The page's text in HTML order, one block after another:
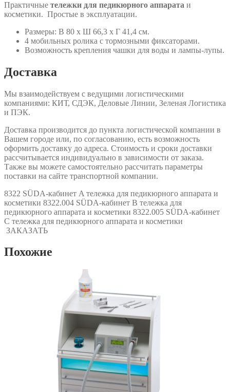
Практичные тележки для педикюрного аппарата и
косметики. Простые в эксплуатации.
Размеры: В 80 х Ш 66,3 х Г 41,4 см.
4 мобильных ролика с тормозными фиксаторами.
Возможность крепления чашки для воды и лампы-лупы.
Доставка
Мы взаимодействуем с ведущими логистическими
компаниями: КИТ, СДЭК, Деловые Линии, Зеленая Логистика
и ПЭК.
Доставка производится до пункта логистической компании в
Вашем городе или, по согласованию, есть возможность
оформить доставку до адреса. Стоимость и сроки доставки
рассчитывается индивидуально в зависимости от заказа.
Также вы можете самостоятельно рассчитать параметры
поставки на сайте транспортной компании.
8322 SÜDА-кабинет A тележка для педикюрного аппарата и
косметики 8322.004 SÜDА-кабинет B тележка для
педикюрного аппарата и косметики 8322.005 SÜDА-кабинет
C тележка для педикюрного аппарата и косметики
ЗАКАЗАТЬ
Похожие